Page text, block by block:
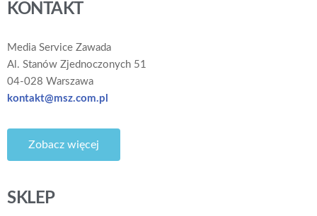
KONTAKT
Media Service Zawada
Al. Stanów Zjednoczonych 51
04-028 Warszawa
kontakt@msz.com.pl
Zobacz więcej
SKLEP